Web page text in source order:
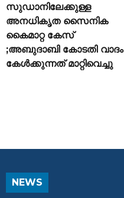
സുഡാനിലേക്കുള്ള
അനധികൃത സൈനിക
കൈമാറ്റ കേസ്
;അബുദാബി കോടതി വാദം
കേൾക്കുന്നത് മാറ്റിവെച്ചു
NEWS